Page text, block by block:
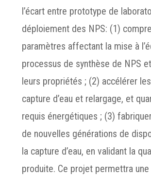
l’écart entre prototype de
déploiement des NPS: (1)
paramètres affectant la mise à
processus de synthèse de NPS
leurs propriétés ; (2) accélérer
capture d’eau et relargage, et
requis énergétiques ; (3)
de nouvelles générations de
la capture d’eau, en validant la
produite. Ce projet permettra une